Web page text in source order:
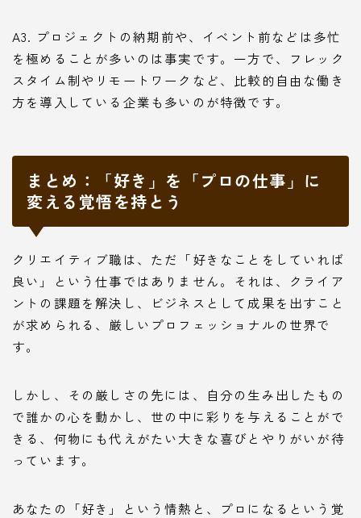
A3. プロジェクトの納期前や、イベント前などは多忙
を極めることが多いのは事実です。一方で、フレック
スタイム制やリモートワークなど、比較的自由な働き
方を導入している企業も多いのが特徴です。
まとめ：「好き」を「プロの仕事」に
変える覚悟を持とう
クリエイティブ職は、ただ「好きなことをしていれば
良い」という仕事ではありません。それは、クライア
ントの課題を解決し、ビジネスとして成果を出すこと
が求められる、厳しいプロフェッショナルの世界で
す。
しかし、その厳しさの先には、自分の生み出したもの
で誰かの心を動かし、世の中に彩りを与えることがで
きる、何物にも代えがたい大きな喜びとやりがいが待
っています。
あなたの「好き」という情熱と、プロになるという覚